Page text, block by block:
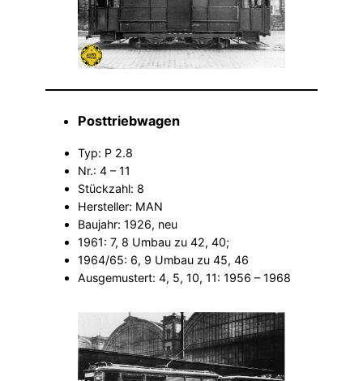
​Posttriebwagen
Typ: P 2.8
Nr.: 4 – 11
Stückzahl: 8
Hersteller: MAN
Baujahr: 1926, neu
1961: 7, 8 Umbau zu 42, 40;
1964/65: 6, 9 Umbau zu 45, 46
Ausgemustert: 4, 5, 10, 11: 1956 – 1968